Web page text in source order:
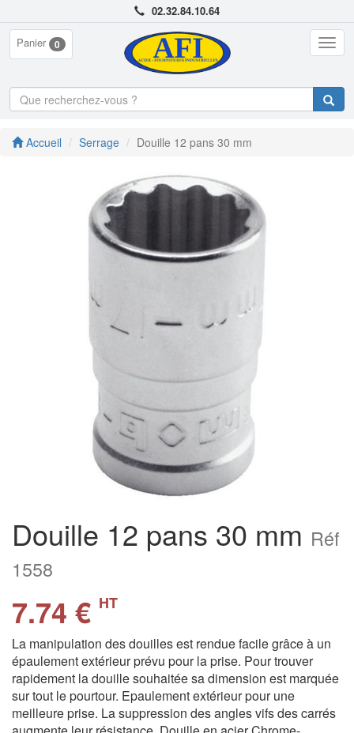
02.32.84.10.64
Panier 0
Accueil Serrage Douille 12 pans 30 mm
Douille 12 pans 30 mm Réf
1558
7.74 € HT
La manipulation des douilles est rendue facile grâce à un
épaulement extérieur prévu pour la prise. Pour trouver
rapidement la douille souhaitée sa dimension est marquée
sur tout le pourtour. Epaulement extérieur pour une
meilleure prise. La suppression des angles vifs des carrés